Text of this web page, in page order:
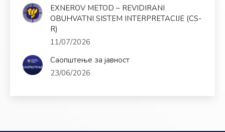
EXNEROV METOD – REVIDIRANI
OBUHVATNI SISTEM INTERPRETACIJE (CS-
R)
11/07/2026
Саопштење за јавност
23/06/2026